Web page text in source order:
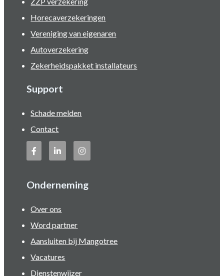
Horecaverzekeringen
Vereniging van eigenaren
Autoverzekering
Zekerheidspakket installateurs
Support
Schade melden
Contact
Onderneming
Over ons
Word partner
Aansluiten bij Mangotree
Vacatures
Dienstenwijzer